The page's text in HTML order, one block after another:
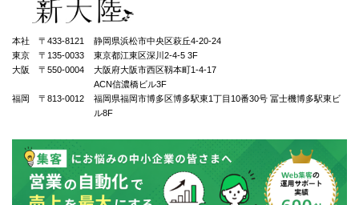
本社 〒433-8121
静岡県浜松市中央区萩丘4-20-24
東京 〒135-0033
東京都江東区深川2-4-5 3F
大阪 〒550-0004
⼤阪府⼤阪市⻄区靱本町1-4-17
ACN信濃橋ビル3F
福岡 〒813-0012
福岡県福岡市博多区博多駅東1丁⽬10番30号 冨士機博多駅東ビ
ル8F